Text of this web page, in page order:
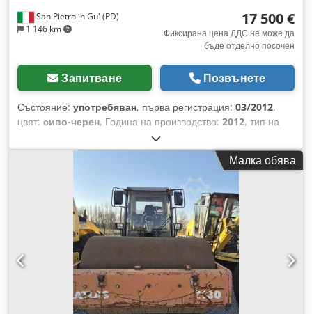
San Pietro in Gu' (PD)
1 146 km
17 500 €
Фиксирана цена ДДС не може да
бъде отделно посочен
Запитване Позвънете
Състояние: употребяван, първа регистрация: 03/2012,
цвят: сиво-черен, Година на производство: 2012, тип на
, РЕГИСТРАЦИОНЕН НОМЕР: AH12361
ЗАГЛАВИЕ: РЕМАРКЕ ATLAS, САМОСВЕЗВАЩО СЕ,
ПНЕВМАТИЧНО, ПЯСЪКОСТРУЙНО ОБРАБОТЕНО И
ПРЕБОЯДИСАНО РЕФЕРЕНТЕН НОМЕР: 25R02 ГОДИНА:
03/2012 ОСИ: 2 МЕЖДУОСИЕ: 4800 МАКСИМАЛНА
ДЪЛЖИНА: 9,16 м ДЪРЖАВА: Италия НОСИМОСТ: 16400
кг - РЕМАРКЕ: 20000 кг при пълно натоварване ТИП НА
КОНСТРУКЦИЯТА: самосвeзващо се МОДЕЛ НА
КОНСТРУКЦИЯТА: ATLAS ADR: да ГАБАРИТИ ОТ: 5,00 м +
0,20 м ДО: 7,00 м + 0,20 м ОКАЧВАНЕ: пневматично
СПИРАЧКИ: дискови ГУМИ: 265/70 R19.5 АКСЕСОАРИ
Chodpfx Afowq Ey Rs Hoa - 4 нови спирачни диска - нови
Малка обява